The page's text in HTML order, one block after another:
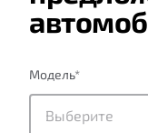
Модель*
Выберите